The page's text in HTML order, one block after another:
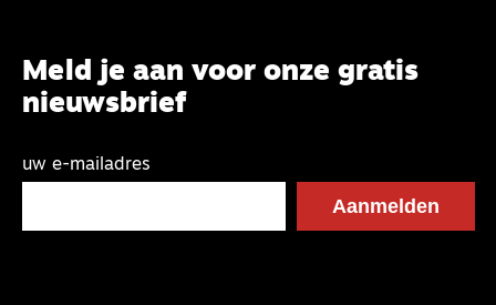
Meld je aan voor onze gratis
nieuwsbrief
uw e-mailadres